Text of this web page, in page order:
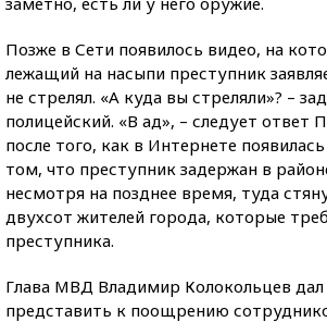
Позже в Сети появилось видео, на
лежащий на насыпи преступник
не стрелял. «А куда вы стреляли»? –
полицейский. «В ад», – следует ответ
после того, как в Интернете
том, что преступник задержан в
несмотря на позднее время, туда
двухсот жителей города, которые
преступника.
Глава МВД Владимир Колокольцев дал
представить к поощрению